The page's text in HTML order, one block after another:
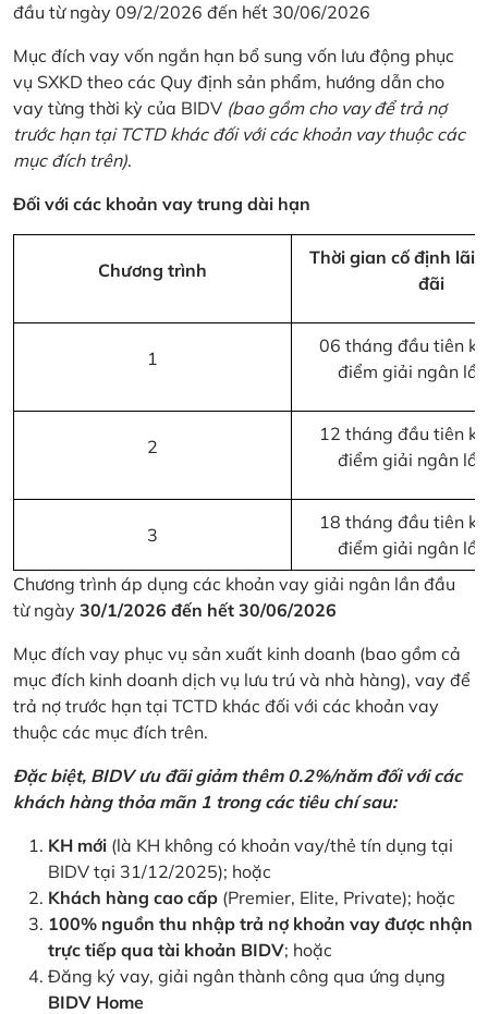
đầu từ ngày 09/2/2026 đến hết 30/06/2026
Mục đích vay vốn ngắn hạn bổ sung vốn lưu động phục
vụ SXKD theo các Quy định sản phẩm, hướng dẫn cho
vay từng thời kỳ của BIDV (bao gồm cho vay để trả nợ
trước hạn tại TCTD khác đối với các khoản vay thuộc các
mục đích trên).
Đối với các khoản vay trung dài hạn
Chương trình
Thời gian cố định lãi
đãi
1
06 tháng đầu tiên
điểm giải ngân
2
12 tháng đầu tiên
điểm giải ngân
3
18 tháng đầu tiên
điểm giải ngân
Chương trình áp dụng các khoản vay giải ngân lần đầu
từ ngày 30/1/2026 đến hết 30/06/2026
Mục đích vay phục vụ sản xuất kinh doanh (bao gồm cả
mục đích kinh doanh dịch vụ lưu trú và nhà hàng), vay để
trả nợ trước hạn tại TCTD khác đối với các khoản vay
thuộc các mục đích trên.
Đặc biệt, BIDV ưu đãi giảm thêm 0.2%/năm đối với các
khách hàng thỏa mãn 1 trong các tiêu chí sau:
KH mới (là KH không có khoản vay/thẻ tín dụng tại
BIDV tại 31/12/2025); hoặc
Khách hàng cao cấp (Premier, Elite, Private); hoặc
100% nguồn thu nhập trả nợ khoản vay được nhận
trực tiếp qua tài khoản BIDV; hoặc
Đăng ký vay, giải ngân thành công qua ứng dụng
BIDV Home